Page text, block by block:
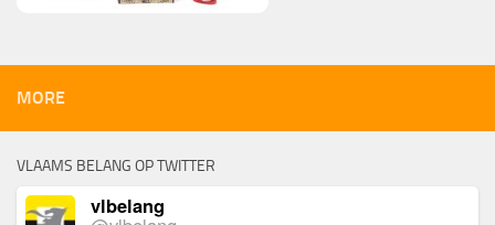
MORE
VLAAMS BELANG OP TWITTER
vlbelang